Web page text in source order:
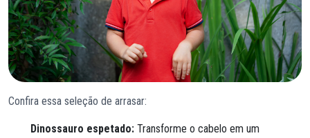
Confira essa seleção de arrasar:
Dinossauro espetado: Transforme o cabelo em um